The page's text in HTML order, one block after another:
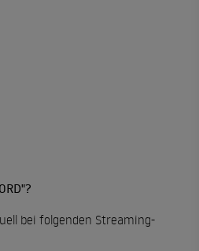
bei folgenden Streaming-